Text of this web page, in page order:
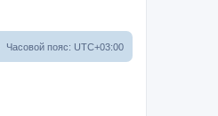
Часовой пояс: UTC+03:00